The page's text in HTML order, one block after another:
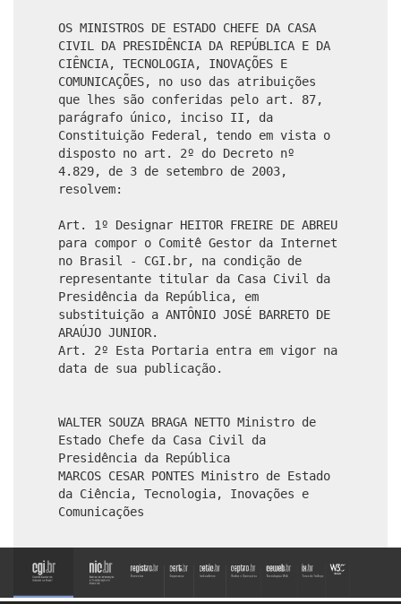
OS MINISTROS DE ESTADO CHEFE DA CASA
CIVIL DA PRESIDÊNCIA DA REPÚBLICA E DA
CIÊNCIA, TECNOLOGIA, INOVAÇÕES E
COMUNICAÇÕES, no uso das atribuições
que lhes são conferidas pelo art. 87,
parágrafo único, inciso II, da
Constituição Federal, tendo em vista o
disposto no art. 2º do Decreto nº
4.829, de 3 de setembro de 2003,
resolvem:
Art. 1º Designar HEITOR FREIRE DE ABREU
para compor o Comitê Gestor da Internet
no Brasil - CGI.br, na condição de
representante titular da Casa Civil da
Presidência da República, em
substituição a ANTÔNIO JOSÉ BARRETO DE
ARAÚJO JUNIOR.
Art. 2º Esta Portaria entra em vigor na
data de sua publicação.
WALTER SOUZA BRAGA NETTO Ministro de
Estado Chefe da Casa Civil da
Presidência da República
MARCOS CESAR PONTES Ministro de Estado
da Ciência, Tecnologia, Inovações e
Comunicações